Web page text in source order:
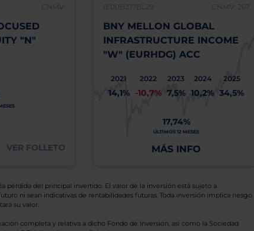
CNMV:
"N"
VER FOLLETO
IE00BZ17BL29 CNMV: 267
BNY MELLON GLOBAL
INFRASTRUCTURE INCOME
"W" (EURHDG) ACC
2021
14,1%
2022
-10,7%
2023
7,5%
2024
10,2%
2025
34,5%
17,74%
ÚLTIMOS 12 MESES
MÁS INFO
pérdida del principal invertido. El valor de la inversión está sujeto a
ni sean indicativas de rentabilidades futuras. Toda inversión implica riesgo.
su valor.
completa y relativa a dicho Fondo de Inversión, así como la Sociedad